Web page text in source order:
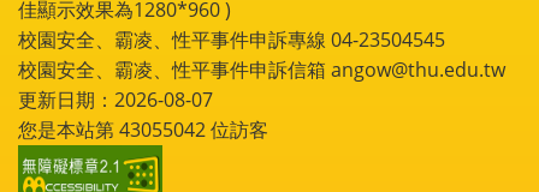
佳顯示效果為1280*960 )
校園安全、霸凌、性平事件申訴專線 04-23504545
校園安全、霸凌、性平事件申訴信箱 angow@thu.edu.tw
更新日期：2026-08-07
您是本站第43055042位訪客